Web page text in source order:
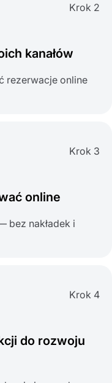
Krok 2
kanałów
rezerwacje online
Krok 3
online
bez nakładek i
Krok 4
do rozwoju